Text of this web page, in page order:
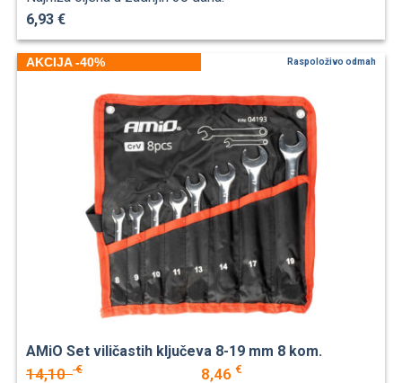
6,93 €
AKCIJA -40% Raspoloživo odmah
AMiO Set viličastih ključeva 8-19 mm 8 kom.
14,10€ 8,46 €